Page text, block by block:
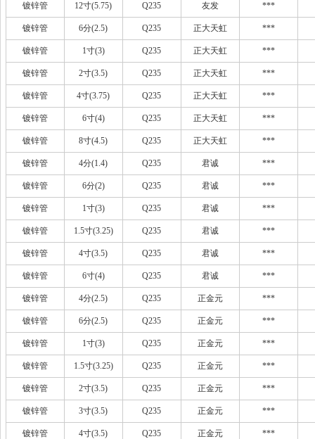
镀锌管 12寸(5.75) Q235 友发 ***
镀锌管 6分(2.5) Q235 正大天虹 ***
镀锌管 1寸(3) Q235 正大天虹 ***
镀锌管 2寸(3.5) Q235 正大天虹 ***
镀锌管 4寸(3.75) Q235 正大天虹 ***
镀锌管 6寸(4) Q235 正大天虹 ***
镀锌管 8寸(4.5) Q235 正大天虹 ***
镀锌管 4分(1.4) Q235 君诚 ***
镀锌管 6分(2) Q235 君诚 ***
镀锌管 1寸(3) Q235 君诚 ***
镀锌管 1.5寸(3.25) Q235 君诚 ***
镀锌管 4寸(3.5) Q235 君诚 ***
镀锌管 6寸(4) Q235 君诚 ***
镀锌管 4分(2.5) Q235 正金元 ***
镀锌管 6分(2.5) Q235 正金元 ***
镀锌管 1寸(3) Q235 正金元 ***
镀锌管 1.5寸(3.25) Q235 正金元 ***
镀锌管 2寸(3.5) Q235 正金元 ***
镀锌管 3寸(3.5) Q235 正金元 ***
镀锌管 4寸(3.5) Q235 正金元 ***